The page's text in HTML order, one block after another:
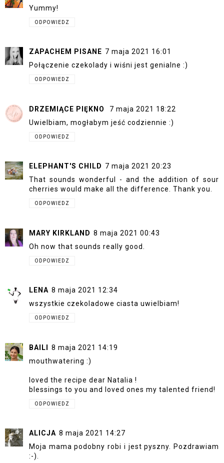
Yummy!
ODPOWIEDZ
ZAPACHEM PISANE 7 maja 2021 16:01
Połączenie czekolady i wiśni jest genialne :)
ODPOWIEDZ
DRZEMIĄCE PIĘKNO
7 maja 2021 18:22
Uwielbiam, mogłabym jeść codziennie :)
ODPOWIEDZ
ELEPHANT'S CHILD 7 maja 2021 20:23
That sounds wonderful - and the addition of sour
cherries would make all the difference. Thank you.
ODPOWIEDZ
MARY KIRKLAND 8 maja 2021 00:43
Oh now that sounds really good.
ODPOWIEDZ
LENA 8 maja 2021 12:34
wszystkie czekoladowe ciasta uwielbiam!
ODPOWIEDZ
BAILI
8 maja 2021 14:19
mouthwatering :)
loved the recipe dear Natalia !
blessings to you and loved ones my talented friend!
ODPOWIEDZ
ALICJA 8 maja 2021 14:27
Moja mama podobny robi i jest pyszny. Pozdrawiam
:-).